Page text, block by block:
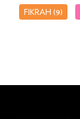
FIKRAH(9)